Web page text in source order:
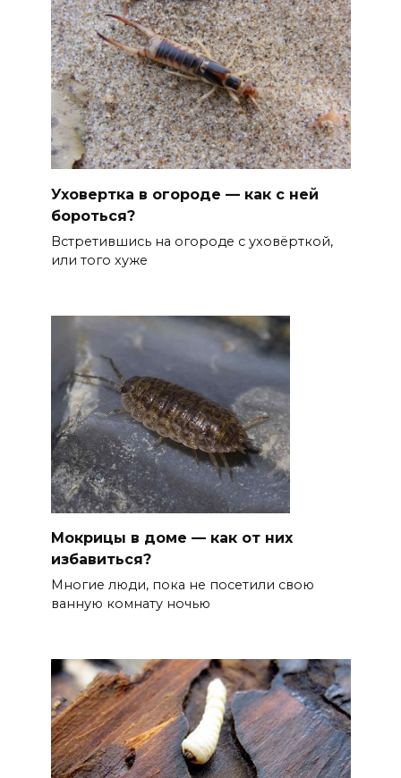
Уховертка в огороде — как с ней
бороться?
Встретившись на огороде с уховёрткой,
или того хуже
Мокрицы в доме — как от них
избавиться?
Многие люди, пока не посетили свою
ванную комнату ночью